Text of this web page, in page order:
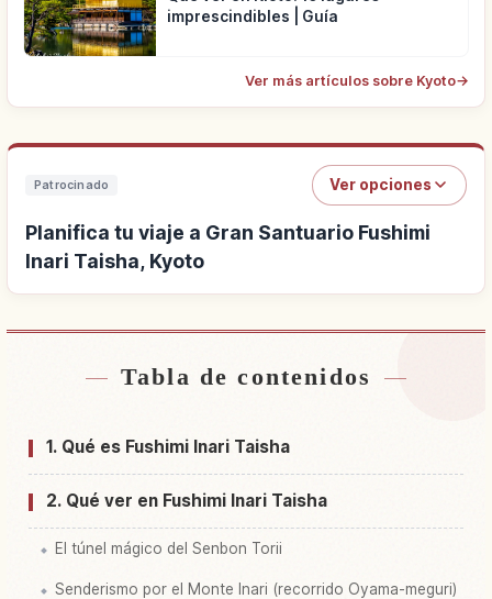
imprescindibles | Guía
Ver más artículos sobre Kyoto→
Patrocinado Ver opciones
Planifica tu viaje a Gran Santuario Fushimi
Inari Taisha, Kyoto
Buscar alojamiento cerca de Gran Santuario
↗
Tabla de contenidos
1. Qué es Fushimi Inari Taisha
2. Qué ver en Fushimi Inari Taisha
El túnel mágico del Senbon Torii
Senderismo por el Monte Inari (recorrido Oyama-meguri)